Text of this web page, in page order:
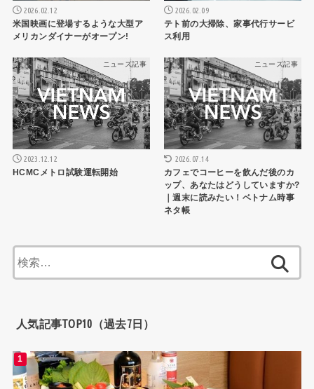
2026.02.12
米国映画に登場するような大型ア
メリカンダイナーがオープン!
2026.02.09
テト前の大掃除、家事代行サービ
ス利用
ニュース記事
2023.12.12
HCMCメトロ試験運転開始
ニュース記事
2026.07.14
カフェでコーヒーを飲んだ後のカ
ップ、あなたはどうしていますか?
｜週末に読みたい！ベトナム時事
ネタ帳
索:
人気記事TOP10（過去7日）